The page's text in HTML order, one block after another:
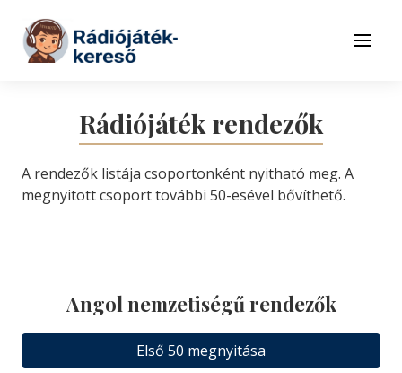
Tovább a tartalomhoz
Menü
Rádiójáték rendezők
A rendezők listája csoportonként nyitható meg. A
megnyitott csoport további 50-esével bővíthető.
Angol nemzetiségű rendezők
Első 50 megnyitása